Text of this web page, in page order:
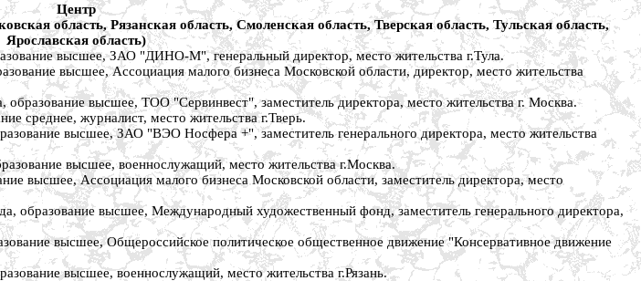
Центр
область, Рязанская область, Смоленская область, Тверская область, Тульская область,
Ярославская область)
высшее, ЗАО "ДИНО-М", генеральный директор, место жительства г.Тула.
высшее, Ассоциация малого бизнеса Московской области, директор, место жительства
высшее, ТОО "Сервинвест", заместитель директора, место жительства г. Москва.
журналист, место жительства г.Тверь.
высшее, ЗАО "ВЭО Носфера +", заместитель генерального директора, место жительства
высшее, военнослужащий, место жительства г.Москва.
Ассоциация малого бизнеса Московской области, заместитель директора, место
высшее, Международный художественный фонд, заместитель генерального директора,
высшее, Общероссийское политическое общественное движение "Консервативное движение
высшее, военнослужащий, место жительства г.Рязань.